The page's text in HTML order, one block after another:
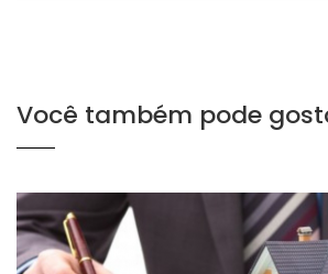
Você também pode